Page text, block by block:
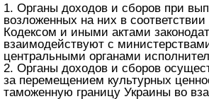
1. Органы доходов и сборов при
возложенных на них в
Кодексом и иными актами
взаимодействуют с
центральными органами
2. Органы доходов и сборов
за перемещением культурных
таможенную границу Украины во